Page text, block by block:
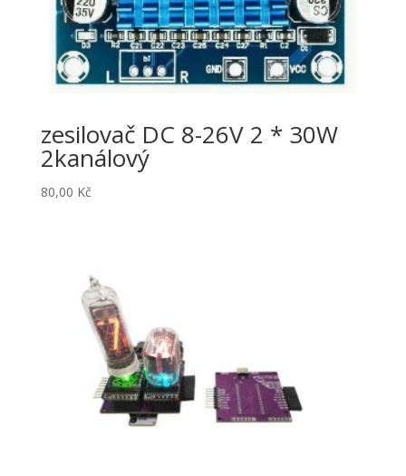
zesilovač DC 8-26V 2 * 30W
2kanálový
80,00 Kč